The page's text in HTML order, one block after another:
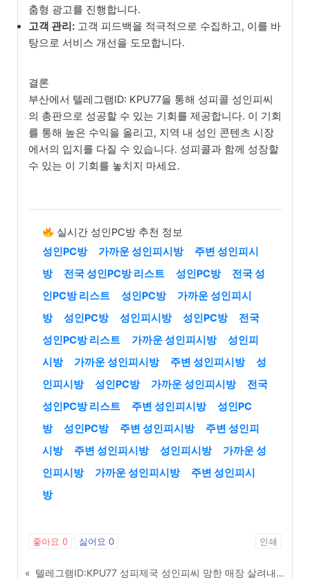
춤형 광고를 진행합니다.
고객 관리: 고객 피드백을 적극적으로 수집하고, 이를 바
탕으로 서비스 개선을 도모합니다.
결론
부산에서 텔레그램ID: KPU77을 통해 성피콜 성인피씨
의 총판으로 성공할 수 있는 기회를 제공합니다. 이 기회
를 통해 높은 수익을 올리고, 지역 내 성인 콘텐츠 시장
에서의 입지를 다질 수 있습니다. 성피콜과 함께 성장할
수 있는 이 기회를 놓치지 마세요.
실시간 성인PC방 추천 정보
성인PC방
가까운 성인피시방
주변 성인피시
방
전국 성인PC방 리스트 성인PC방
전국 성
인PC방 리스트
성인PC방
가까운 성인피시
방
성인PC방 성인피시방 성인PC방
전국
성인PC방 리스트
가까운 성인피시방
성인피
시방
가까운 성인피시방 주변 성인피시방
성
인피시방
성인PC방 가까운 성인피시방
전국
성인PC방 리스트
주변 성인피시방
성인PC
방
성인PC방 주변 성인피시방
주변 성인피
시방
주변 성인피시방 성인피시방
가까운 성
인피시방
가까운 성인피시방
주변 성인피시
방
좋아요 0 싫어요 0 인쇄
«
텔레그램ID:KPU77 성피제국 성인피씨 망한 매장 살려내는 인테리어 및 리뉴얼 팁 - 성북구